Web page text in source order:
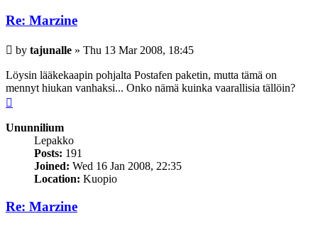
Re: Marzine
Post
by tajunalle » Thu 13 Mar 2008, 18:45
Löysin lääkekaapin pohjalta Postafen paketin, mutta tämä on
mennyt hiukan vanhaksi... Onko nämä kuinka vaarallisia tällöin?
Ununnilium
Lepakko
Posts: 191
Joined: Wed 16 Jan 2008, 22:35
Location: Kuopio
Re: Marzine